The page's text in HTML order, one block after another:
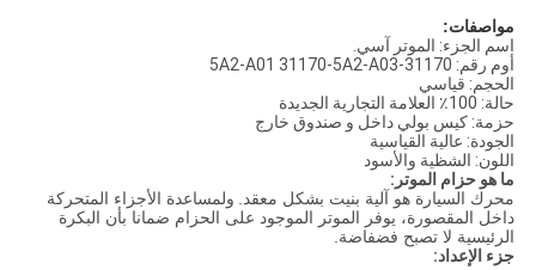
مواصفات:
اسم الجزء: الموتر آسي.
أوم رقم: 31170-5A2-A01 31170-5A2-A03
الحجم: قياسي
حالة: 100٪ العلامة التجارية الجديدة
حزمة: كيس بولي داخل و صندوق خارج
الجودة: عالية القياسية
اللون: الشظية والأسود
ما هو حزام الموتر:
محرك السيارة هو آلية بنيت بشكل معقد. ولمساعدة الأجزاء المتحركة
داخل المقصورة، يوفر الموتر الموجود على الحزام ضمانا بأن البكرة
الرئيسية لا تصبح فضفاضة.
جزء الإعداد: